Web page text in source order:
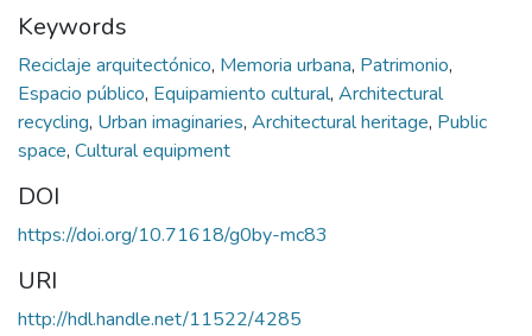
Keywords
Reciclaje arquitectónico, Memoria urbana, Patrimonio,
Espacio público, Equipamiento cultural, Architectural
recycling, Urban imaginaries, Architectural heritage, Public
space, Cultural equipment
DOI
https://doi.org/10.71618/g0by-mc83
URI
http://hdl.handle.net/11522/4285